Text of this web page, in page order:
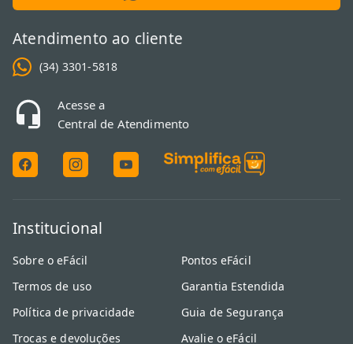
Atendimento ao cliente
(34) 3301-5818
Acesse a
Central de Atendimento
Institucional
Sobre o eFácil
Termos de uso
Política de privacidade
Trocas e devoluções
Pontos eFácil
Garantia Estendida
Guia de Segurança
Avalie o eFácil